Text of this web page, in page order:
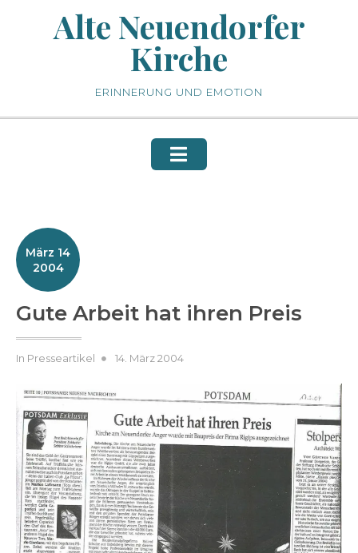
Alte Neuendorfer
Kirche
ERINNERUNG UND EMOTION
März 14
2004
Gute Arbeit hat ihren Preis
B
e
n
r
i
k
v
o
g
In Presseartikel
Posted
14. März 2004